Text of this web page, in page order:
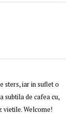
sters, iar in suflet o
subtila de cafea cu,
vietile. Welcome!